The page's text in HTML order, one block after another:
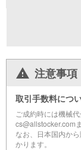
注意事項
取引手数料につ
ご成約時には機械
cs@allstocker.com
なお、日本国内か
かります。